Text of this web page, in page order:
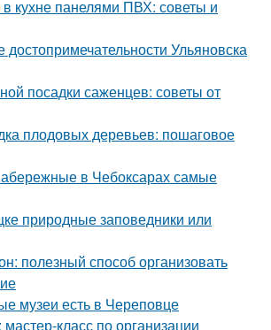
кухне панелями ПВХ: советы и
достопримечательности Ульяновска
посадки саженцев: советы от
плодовых деревьев: пошаговое
в Чебоксарах самые
природные заповедники или
полезный способ организовать
музеи есть в Череповце
класс по организации